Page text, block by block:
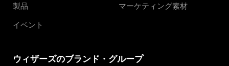
製品
マーケティング素材
イベント
ウィザーズのブランド・グループ